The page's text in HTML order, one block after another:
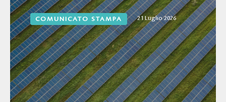
COMUNICATO STAMPA 21 Luglio 2026